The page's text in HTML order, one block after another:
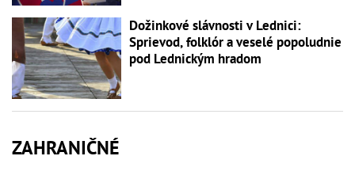
Dožinkové slávnosti v Lednici:
Sprievod, folklór a veselé popoludnie
pod Lednickým hradom
ZAHRANIČNÉ